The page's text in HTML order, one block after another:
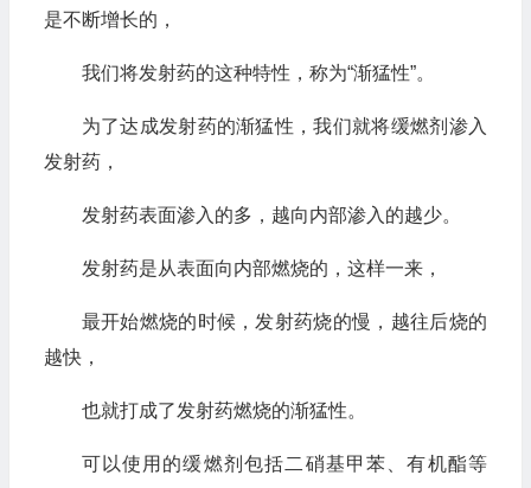
是不断增长的，
我们将发射药的这种特性，称为“渐猛性”。
为了达成发射药的渐猛性，我们就将缓燃剂渗入
发射药，
发射药表面渗入的多，越向内部渗入的越少。
发射药是从表面向内部燃烧的，这样一来，
最开始燃烧的时候，发射药烧的慢，越往后烧的
越快，
也就打成了发射药燃烧的渐猛性。
可以使用的缓燃剂包括二硝基甲苯、有机酯等